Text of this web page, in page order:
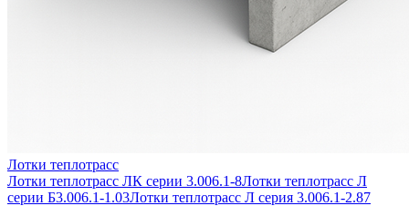
Лотки теплотрасс
Лотки теплотрасс ЛК серии 3.006.1-8Лотки теплотрасс Л
серии Б3.006.1-1.03Лотки теплотрасс Л серия 3.006.1-2.87